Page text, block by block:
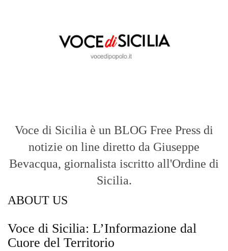
Voce di Sicilia è un BLOG Free Press di
notizie on line diretto da Giuseppe
Bevacqua, giornalista iscritto all'Ordine di
Sicilia.
ABOUT US
Voce di Sicilia: L’Informazione dal
Cuore del Territorio